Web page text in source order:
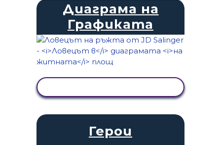
Диаграма на
Графиката
Герои